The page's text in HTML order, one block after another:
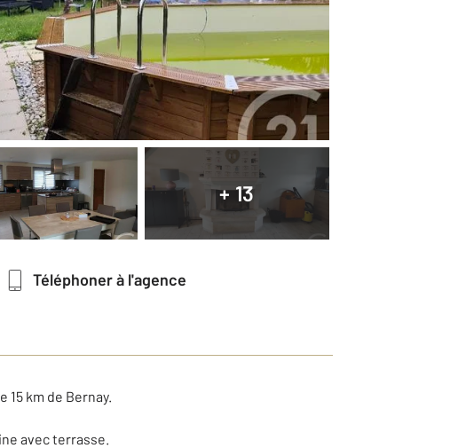
+ 13
Téléphoner à l'agence
km de Bernay.
avec terrasse.